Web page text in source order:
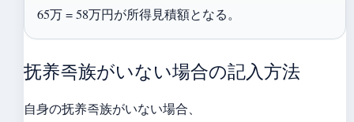
65万 = 58万円が所得見積額となる。
抚养족族がいない場合の記入方法
自身の抚养족族がいない場合、